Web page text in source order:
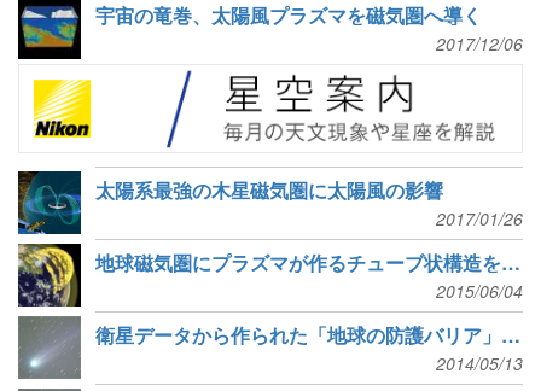
宇宙の竜巻、太陽風プラズマを磁気圏へ導く
2017/12/06
太陽系最強の木星磁気圏に太陽風の影響
2017/01/26
地球磁気圏にプラズマが作るチューブ状構造を初検出
2015/06/04
衛星データから作られた「地球の防護バリア」磁気圏のモデル
2014/05/13